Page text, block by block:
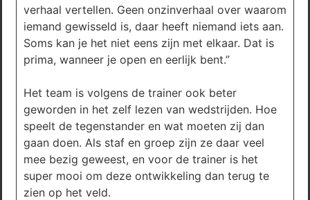
verhaal vertellen. Geen onzinverhaal over waarom
iemand gewisseld is, daar heeft niemand iets aan.
Soms kan je het niet eens zijn met elkaar. Dat is
prima, wanneer je open en eerlijk bent.”
Het team is volgens de trainer ook beter
geworden in het zelf lezen van wedstrijden. Hoe
speelt de tegenstander en wat moeten zij dan
gaan doen. Als staf en groep zijn ze daar veel
mee bezig geweest, en voor de trainer is het
super mooi om deze ontwikkeling dan terug te
zien op het veld.